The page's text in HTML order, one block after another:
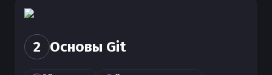
2 Основы Git